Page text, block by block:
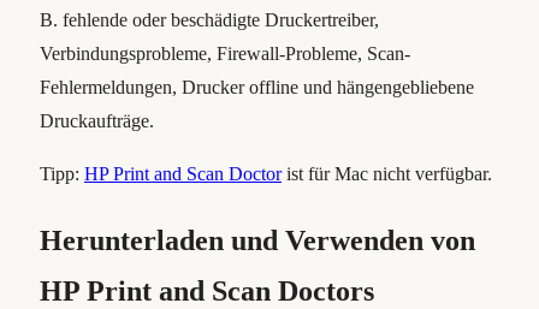
B. fehlende oder beschädigte Druckertreiber,
Verbindungsprobleme, Firewall-Probleme, Scan-
Fehlermeldungen, Drucker offline und hängengebliebene
Druckaufträge.
Tipp: HP Print and Scan Doctorist für Mac nicht verfügbar.
Herunterladen und Verwenden von
HP Print and Scan Doctors